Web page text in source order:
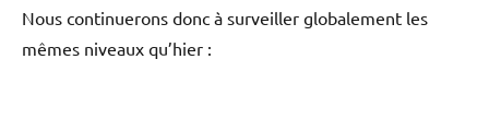
Nous continuerons donc à surveiller globalement les
mêmes niveaux qu’hier :